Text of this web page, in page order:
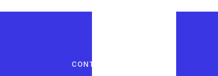
CONTACTEZ-NOUS